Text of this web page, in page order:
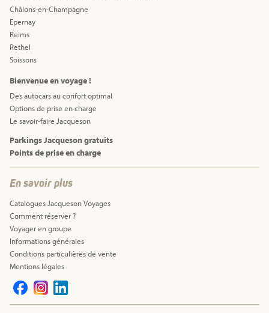
Châlons-en-Champagne
Epernay
Reims
Rethel
Soissons
Bienvenue en voyage !
Des autocars au confort optimal
Options de prise en charge
Le savoir-faire Jacqueson
Parkings Jacqueson gratuits
Points de prise en charge
En savoir plus
Catalogues Jacqueson Voyages
Comment réserver ?
Voyager en groupe
Informations générales
Conditions particulières de vente
Mentions légales